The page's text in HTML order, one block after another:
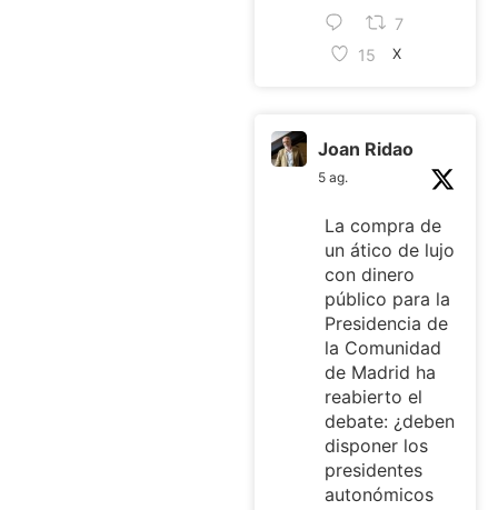
7
15
X
Joan Ridao
5 ag.
La compra de
un ático de lujo
con dinero
público para la
Presidencia de
la Comunidad
de Madrid ha
reabierto el
debate: ¿deben
disponer los
presidentes
autonómicos